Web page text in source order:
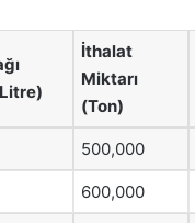
İthalat
Miktarı
(Ton)
500,000
600,000